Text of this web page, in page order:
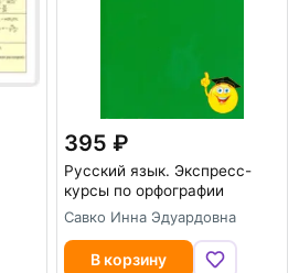
395
Русский язык. Экспресс-
курсы по орфографии
Савко Инна Эдуардовна
В корзину